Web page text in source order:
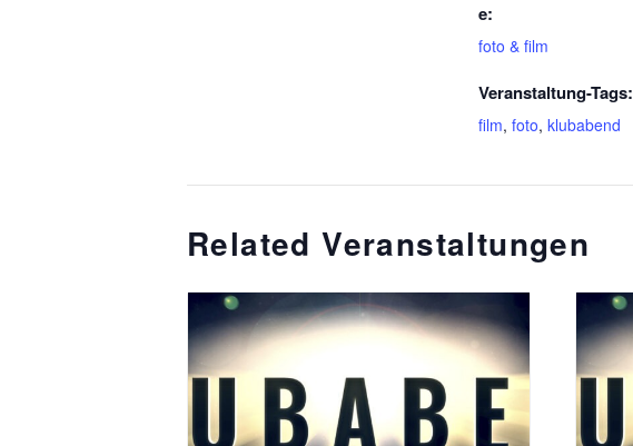
e:
foto & film
Veranstaltung-Tags:
film, foto, klubabend
Related Veranstaltungen